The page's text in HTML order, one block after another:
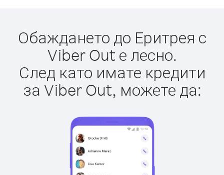
Обаждането до Еритрея с
Viber Out е лесно.
След като имате кредити
за Viber Out, можете да: